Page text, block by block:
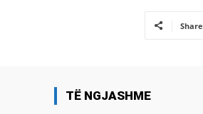
Share
TË NGJASHME